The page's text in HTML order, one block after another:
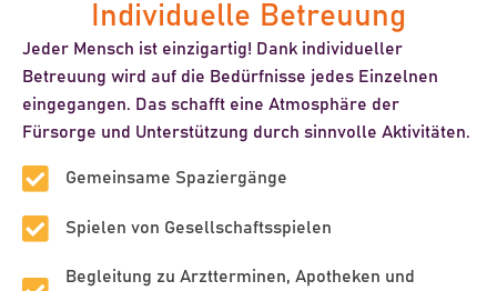
Individuelle Betreuung
Jeder Mensch ist einzigartig! Dank individueller
Betreuung wird auf die Bedürfnisse jedes Einzelnen
eingegangen. Das schafft eine Atmosphäre der
Fürsorge und Unterstützung durch sinnvolle Aktivitäten.
Gemeinsame Spaziergänge
Spielen von Gesellschaftsspielen
Begleitung zu Arztterminen, Apotheken und